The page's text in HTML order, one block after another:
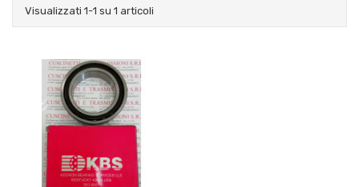
Visualizzati 1-1 su 1 articoli